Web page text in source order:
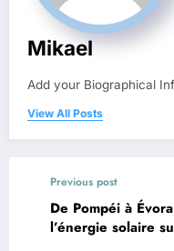
Mikael
Add your Biographical
View All Posts
Previous post
De Pompéi à
l’énergie solaire